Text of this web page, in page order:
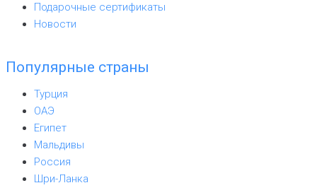
Подарочные сертификаты
Новости
Популярные страны
Турция
ОАЭ
Египет
Мальдивы
Россия
Шри-Ланка